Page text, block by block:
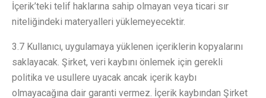
İçerik’teki telif haklarına sahip olmayan veya ticari sır
niteliğindeki materyalleri yüklemeyecektir.
3.7 Kullanıcı, uygulamaya yüklenen içeriklerin kopyalarını
saklayacak. Şirket, veri kaybını önlemek için gerekli
politika ve usullere uyacak ancak içerik kaybı
olmayacağına dair garanti vermez. İçerik kaybından Şirket